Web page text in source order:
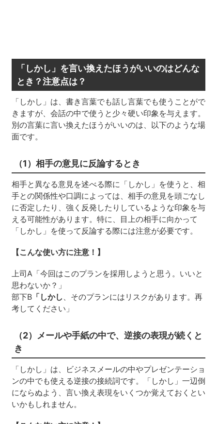
「しかし」を言い換えたほうがいいのはどんな
とき？注意点は？
「しかし」は、書き言葉でも話し言葉でも使うことがで
きますが、会話の中で使うと少々硬い印象を与えます。
別の言葉に言い換えたほうがいいのは、以下のような場
面です。
（1）相手の意見に反論するとき
相手と異なる意見を述べる際に「しかし」を使うと、相
手との関係性や口調によっては、相手の意見を頭ごなし
に否定したり、強く反発したりしているような印象を与
える可能性があります。特に、目上の相手に向かって
「しかし」を使って反論する際には注意が必要です。
【こんな使い方に注意！】
上司A「今回はこのプランを採用しようと思う。いいと
思わないか？」
部下B「しかし 、そのプランにはリスクがあります。再
考してください」
（2）メールや手紙の中で、逆接の表現が続くと
き
「しかし」は、ビジネスメールの中やプレゼンテーショ
ンの中でも使える逆接の接続詞です。「しかし」一辺倒
にならぬよう、言い換え表現をいくつか覚えておくとい
いかもしれません。